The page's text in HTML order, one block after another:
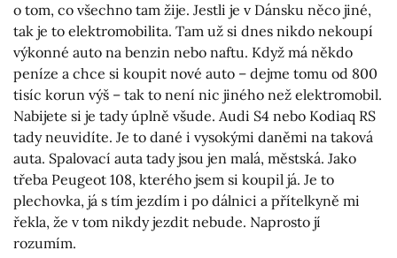
o tom, co všechno tam žije. Jestli je v Dánsku něco jiné,
tak je to elektromobilita. Tam už si dnes nikdo nekoupí
výkonné auto na benzin nebo naftu. Když má někdo
peníze a chce si koupit nové auto – dejme tomu od 800
tisíc korun výš – tak to není nic jiného než elektromobil.
Nabijete si je tady úplně všude. Audi S4 nebo Kodiaq RS
tady neuvidíte. Je to dané i vysokými daněmi na taková
auta. Spalovací auta tady jsou jen malá, městská. Jako
třeba Peugeot 108, kterého jsem si koupil já. Je to
plechovka, já s tím jezdím i po dálnici a přítelkyně mi
řekla, že v tom nikdy jezdit nebude. Naprosto jí
rozumím.